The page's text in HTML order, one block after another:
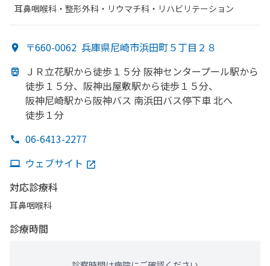
耳鼻咽喉科・​整形外科・​リウマチ科・​リハビリテーション
〒660-0062 兵庫県尼崎市浜田町５丁目２８
ＪＲ立花駅から徒歩１５分 阪神センタープール駅から
徒歩１５分、 阪神出屋敷駅から徒歩１５分、
阪神尼崎駅から阪神バス 南浜田バス停下車 北へ
徒歩１分
06-6413-2277
ウェブサイト
対応診療科
耳鼻咽喉科
診療時間